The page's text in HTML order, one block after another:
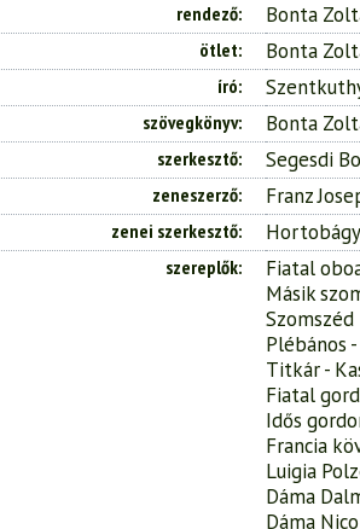
rendező Bonta
ötlet Bonta
író
szövegkönyv Bonta
szerkesztő Segesdi
zeneszerző Franz
zenei szerkesztő
szereplők
Fiatal
Másik
Szomszéd
Plébános
Titkár -
Fiatal
Idős
Francia
Luigia
Dáma
Dáma